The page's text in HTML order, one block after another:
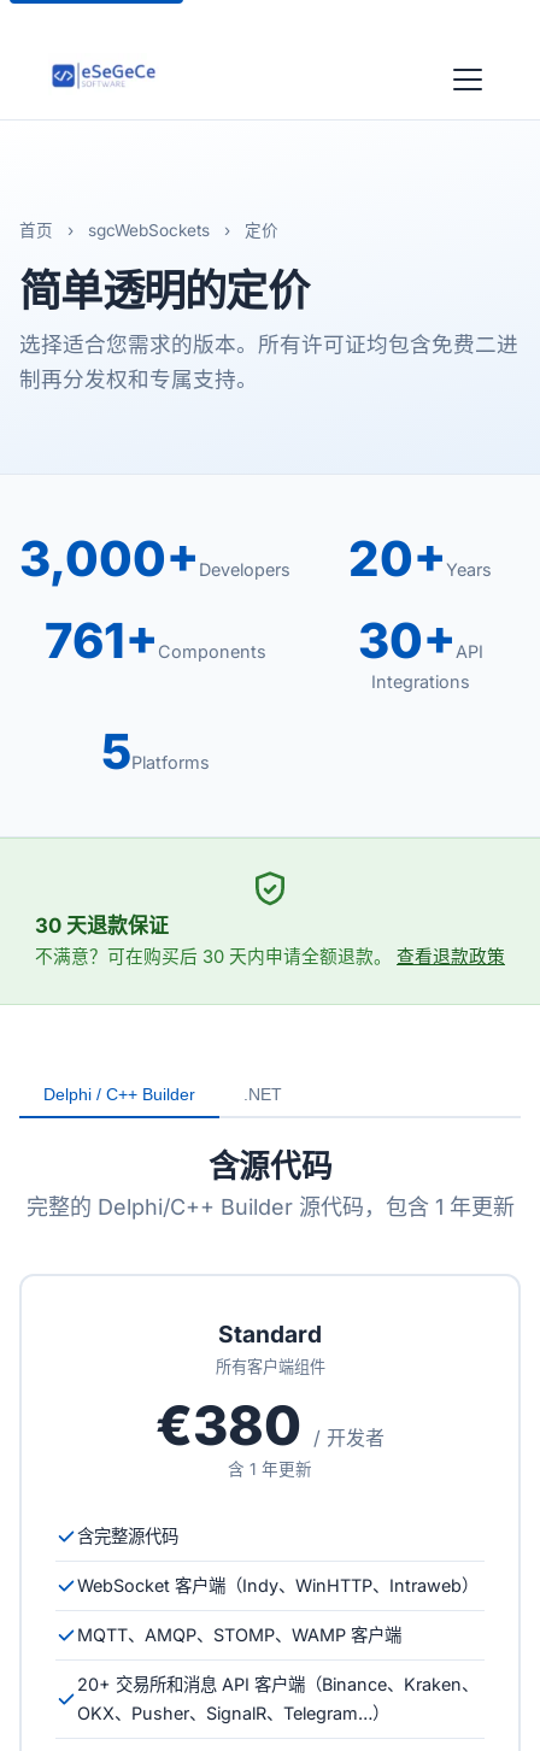
首页 › sgcWebSockets › 定价
简单透明的定价
选择适合您需求的版本。所有许可证均包含免费二进
制再分发权和专属支持。
3,000+ Developers 20+Years
761+ Components 30+ API
Integrations
5Platforms
30 天退款保证
不满意？可在购买后 30 天内申请全额退款。 查看退款政策
Delphi / C++ Builder .NET
含源代码
完整的 Delphi/C++ Builder 源代码，包含 1 年更新
Standard
所有客户端组件
€380 / 开发者
含 1 年更新
含完整源代码
WebSocket 客户端（Indy、WinHTTP、Intraweb）
MQTT、AMQP、STOMP、WAMP 客户端
20+ 交易所和消息 API 客户端（Binance、Kraken、
OKX、Pusher、SignalR、Telegram…）